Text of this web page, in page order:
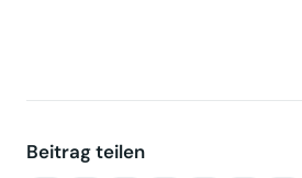
Beitrag teilen